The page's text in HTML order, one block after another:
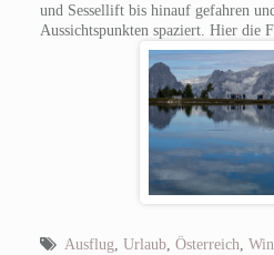
und Sessellift bis hinauf gefahren
Aussichtspunkten spaziert. Hier die
Ausflug, Urlaub, Österreich,